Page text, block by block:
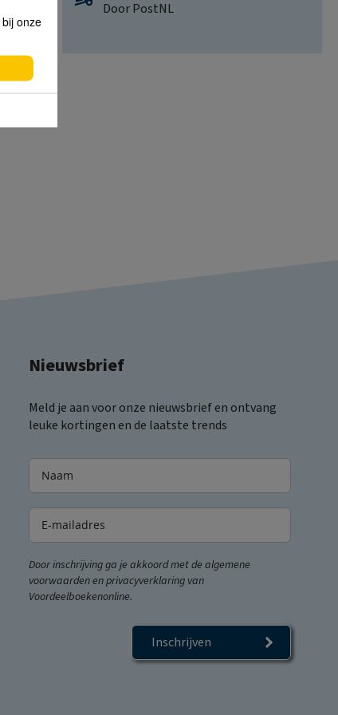
Door PostNL
Nieuwsbrief
Meld je aan voor onze nieuwsbrief en ontvang
leuke kortingen en de laatste trends
Door inschrijving ga je akkoord met de algemene
voorwaarden en privacyverklaring van
Voordeelboekenonline.
Inschrijven
onze